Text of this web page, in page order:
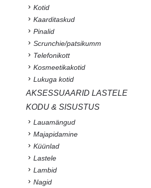
Kotid
Kaarditaskud
Pinalid
Scrunchie/patsikumm
Telefonikott
Kosmeetikakotid
Lukuga kotid
AKSESSUAARID LASTELE
KODU & SISUSTUS
Lauamängud
Majapidamine
Küünlad
Lastele
Lambid
Nagid